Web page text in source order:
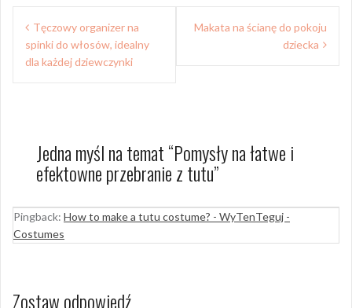
Nawigacja
wpisu
Tęczowy organizer na
spinki do włosów, idealny
dla każdej dziewczynki
Makata na ścianę do pokoju
dziecka
Jedna myśl na temat “Pomysły na łatwe i
efektowne przebranie z tutu”
Pingback: How to make a tutu costume? - WyTenTeguj -
Costumes
Zostaw odpowiedź